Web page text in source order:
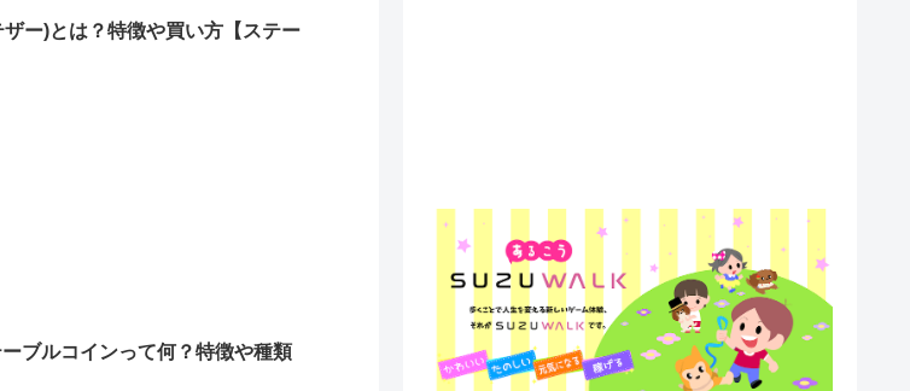
ザー)とは？特徴や買い方【ステー
ーブルコインって何？特徴や種類